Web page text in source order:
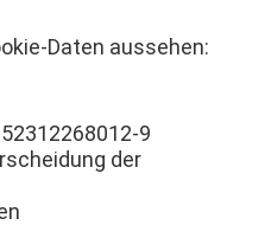
Daten aussehen:
9
der